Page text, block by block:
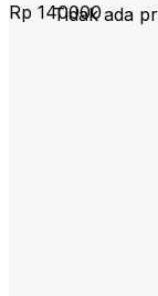
Tidak ada
Rp 140000